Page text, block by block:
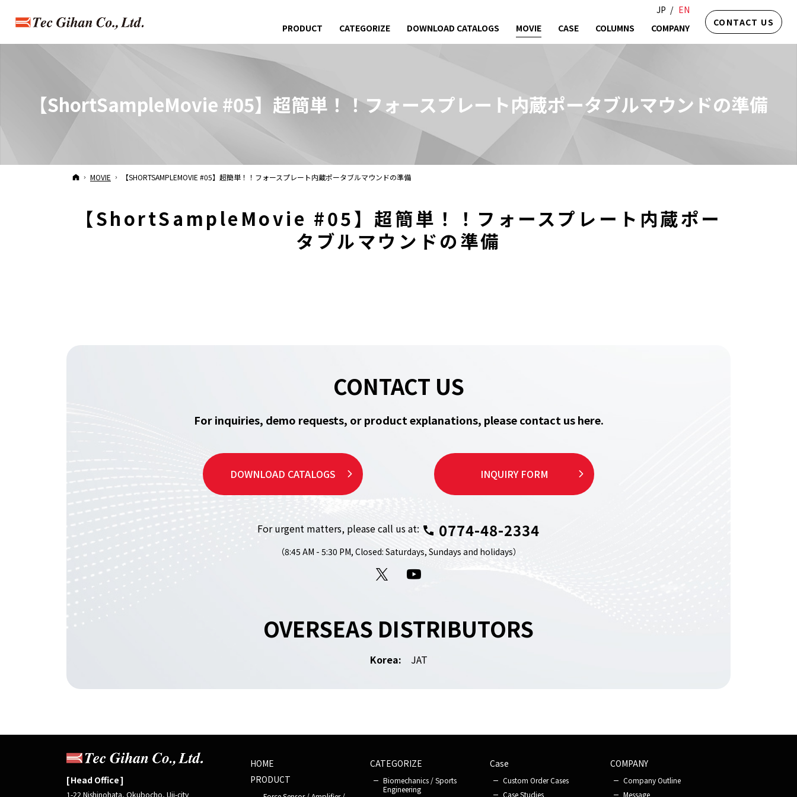
【ShortSampleMovie #05】超簡単！！フォースプレート内蔵ポータブルマウンドの準備
HOME
MOVIE 【SHORTSAMPLEMOVIE #05】超簡単！！フォースプレート内蔵ポータブルマウンドの準備
【ShortSampleMovie #05】超簡単！！フォースプレート内蔵ポー
タブルマウンドの準備
JP
EN
PRODUCT
CATEGORIZE DOWNLOAD CATALOGS MOVIE CASE COLUMNS COMPANY
CONTACT US
CONTACT US
For inquiries, demo requests, or product explanations, please contact us here.
DOWNLOAD CATALOGS INQUIRY FORM
For urgent matters, please call us at: 0774-48-2334
（8:45 AM - 5:30 PM, Closed: Saturdays, Sundays and holidays）
X
OVERSEAS DISTRIBUTORS
Korea: JAT
Head Office
1-22 Nishinohata, Okubocho, Uji-city
HOME
PRODUCT
CATEGORIZE
Biomechanics / Sports
Engineering
Case
Custom Order Cases
Case Studies
COMPANY
Company Outline
Message